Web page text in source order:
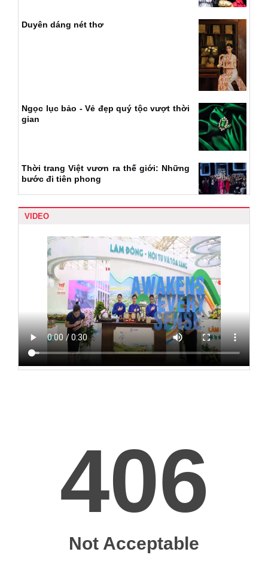
Duyên dáng nét thơ
Ngọc lục bảo - Vẻ đẹp quý tộc vượt thời
gian
Thời trang Việt vươn ra thế giới: Những
bước đi tiên phong
VIDEO